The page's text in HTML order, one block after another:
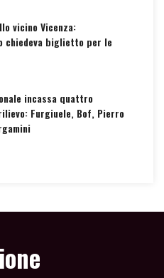
vicino Vicenza:
chiedeva biglietto per le
incassa quattro
Furgiuele, Bof, Pierro